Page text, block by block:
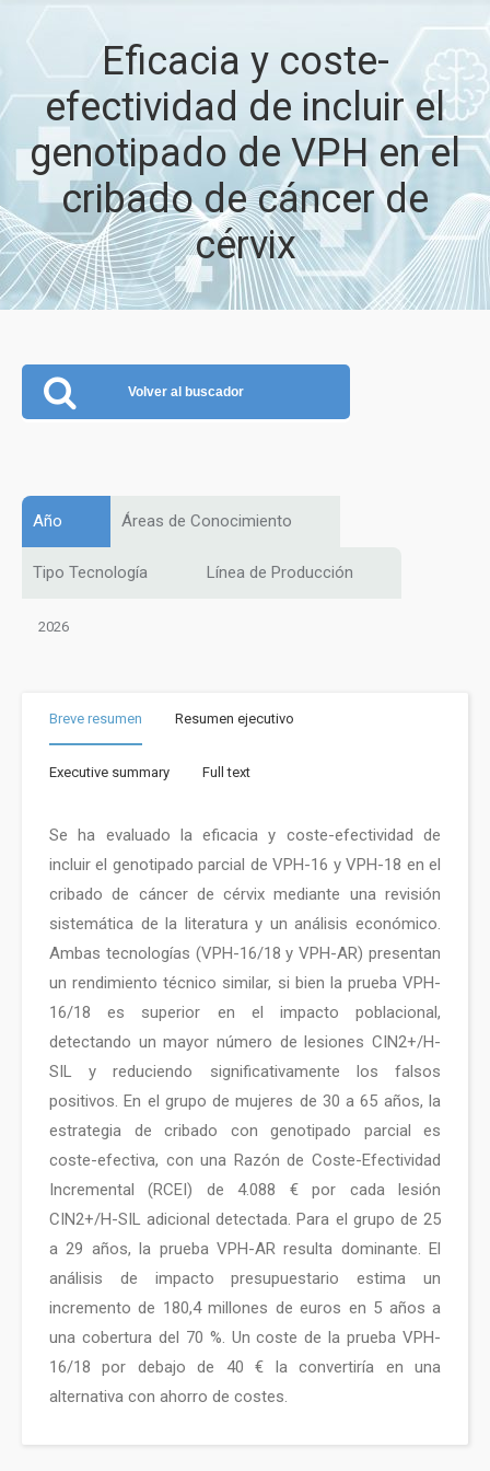
Eficacia y coste-
efectividad de incluir el
genotipado de VPH en el
cribado de cáncer de
cérvix
Volver al buscador
Año Áreas de Conocimiento
Tipo Tecnología Línea de Producción
2026
Breve resumen Resumen ejecutivo
Executive summary Full text
Se ha evaluado la eficacia y coste-efectividad de
incluir el genotipado parcial de VPH-16 y VPH-18 en el
cribado de cáncer de cérvix mediante una revisión
sistemática de la literatura y un análisis económico.
Ambas tecnologías (VPH-16/18 y VPH-AR) presentan
un rendimiento técnico similar, si bien la prueba VPH-
16/18 es superior en el impacto poblacional,
detectando un mayor número de lesiones CIN2+/H-
SIL y reduciendo significativamente los falsos
positivos. En el grupo de mujeres de 30 a 65 años, la
estrategia de cribado con genotipado parcial es
coste-efectiva, con una Razón de Coste-Efectividad
Incremental (RCEI) de 4.088 € por cada lesión
CIN2+/H-SIL adicional detectada. Para el grupo de 25
a 29 años, la prueba VPH-AR resulta dominante. El
análisis de impacto presupuestario estima un
incremento de 180,4 millones de euros en 5 años a
una cobertura del 70 %. Un coste de la prueba VPH-
16/18 por debajo de 40 € la convertiría en una
alternativa con ahorro de costes.